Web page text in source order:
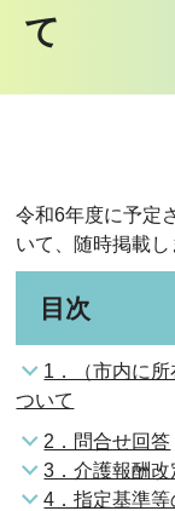
て
令和6年度に予定
いて、随時掲載し
目次
1．（市内に
ついて
2．問合せ回答
3．介護報酬改
4．指定基準等